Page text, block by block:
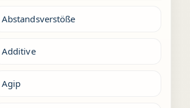
Abstandsverstöße
Additive
Agip